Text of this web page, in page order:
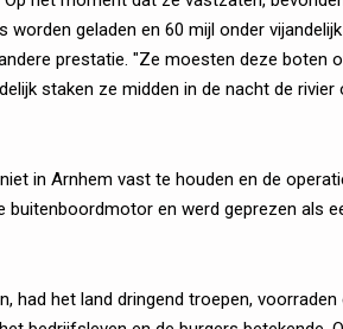
geladen en 60 mijl onder
prestatie. "Ze moesten deze boten
staken ze midden in de nacht de rivier
in Arnhem vast te houden en de
en werd geprezen als
had het land dringend troepen,